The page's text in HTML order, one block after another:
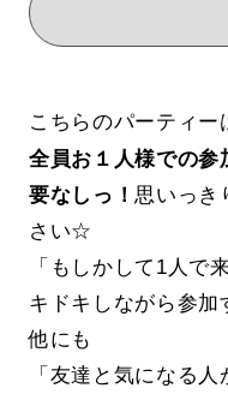
こちらのパーティー
全員お１人様での
要なしっ！ 思いっき
さい☆
「もしかして1人
キドキしながら参加
他にも
「友達と気になる